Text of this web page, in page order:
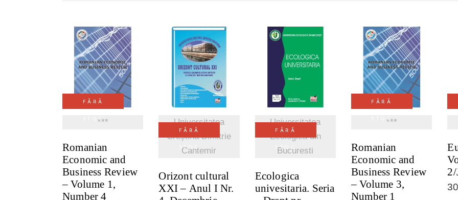
FĂRĂ
STOC***
VEZI DETALII
Romanian
Economic and
Business Review
– Volume 1,
Number 4
FĂRĂ
STOC
Universitatea
Creștina Dimitrie
Cantemir
VEZI DETALII
Orizont cultural
XXI – Anul I Nr.
FĂRĂ
STOC
Universitatea
Ecologică din
Bucuresti
VEZI DETALII
Ecologica
univesitaria. Seria
FĂRĂ
STOC***
VEZI DETALII
Romanian
Economic and
Business Review
– Volume 3,
Number 1